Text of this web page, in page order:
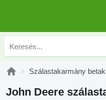
Szálastakarmány
John Deere